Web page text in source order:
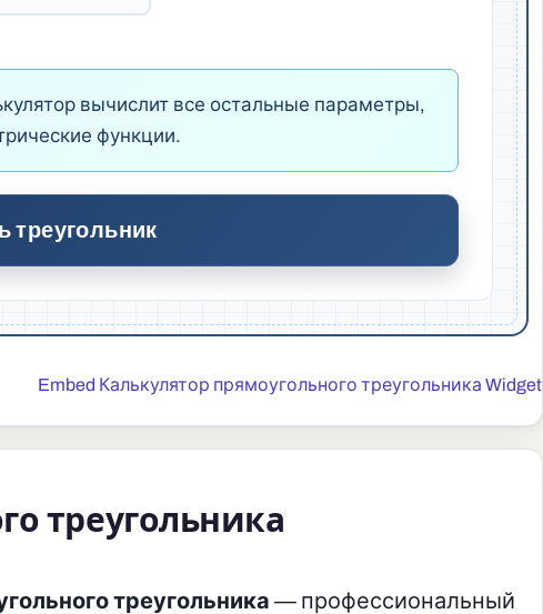
вычислит все остальные параметры,
функции.
треугольник
Embed Калькулятор прямоугольного треугольника Widget
треугольника
треугольника — профессиональный